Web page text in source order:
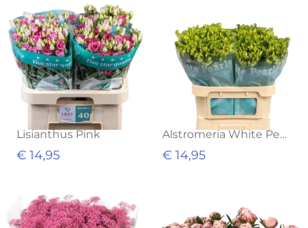
Lisianthus Pink
€ 14,95
Alstromeria White Pearl
€ 14,95